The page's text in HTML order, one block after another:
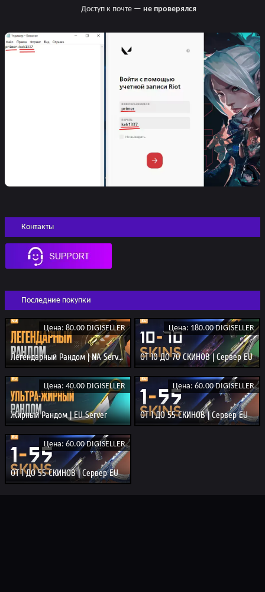
Контакты
Последние покупки
Цена: 80.00 DIGISELLER
Легендарный Рандом | NA Server
Цена: 180.00 DIGISELLER
ОТ 10 ДО 70 СКИНОВ | Сервер EU
Цена: 40.00 DIGISELLER
Жирный Рандом | EU Server
Цена: 60.00 DIGISELLER
ОТ 1 ДО 55 СКИНОВ | Сервер EU
Цена: 60.00 DIGISELLER
ОТ 1 ДО 55 СКИНОВ | Сервер EU
Доступ к почте — не проверялся